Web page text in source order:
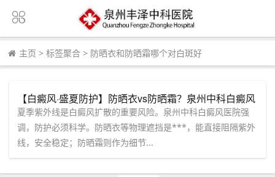
主页 > 标签聚合 > 防晒衣和防晒霜哪个对白斑好
【白癜风·盛夏防护】防晒衣vs防晒霜？泉州中科白癜风
医院物理遮挡法，避免强光损伤黑色素细胞
夏季紫外线是白癜风扩散的重要风险。泉州中科白癜风医院强
调，防护必须科学。防晒衣等物理遮挡是***，能直接阻隔紫外
线，安全稳定；防晒霜则作为细节...